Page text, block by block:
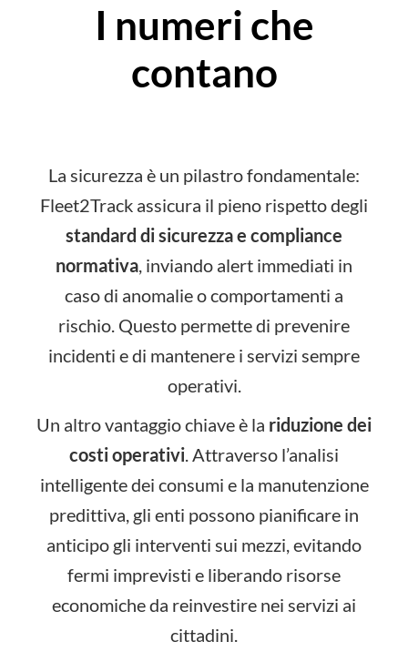
I numeri che
contano
La sicurezza è un pilastro fondamentale:
Fleet2Track assicura il pieno rispetto degli
standard di sicurezza e compliance
normativa, inviando alert immediati in
caso di anomalie o comportamenti a
rischio. Questo permette di prevenire
incidenti e di mantenere i servizi sempre
operativi.
Un altro vantaggio chiave è la riduzione dei
costi operativi. Attraverso l’analisi
intelligente dei consumi e la manutenzione
predittiva, gli enti possono pianificare in
anticipo gli interventi sui mezzi, evitando
fermi imprevisti e liberando risorse
economiche da reinvestire nei servizi ai
cittadini.